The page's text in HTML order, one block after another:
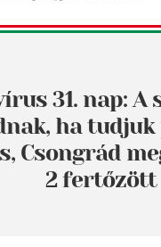
31. nap: A
ha
Csongrád
2 fertőzött